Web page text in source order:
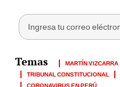
MARTÍN VIZCARRA
TRIBUNAL CONSTITUCIONAL
CORONAVIRUS EN PERÚ